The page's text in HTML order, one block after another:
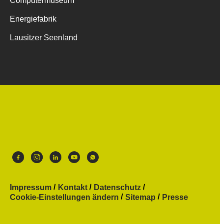
Energiefabrik
Lausitzer Seenland
Impressum Kontakt
Datenschutz
Cookie-Einstellungen ändern
Sitemap Presse